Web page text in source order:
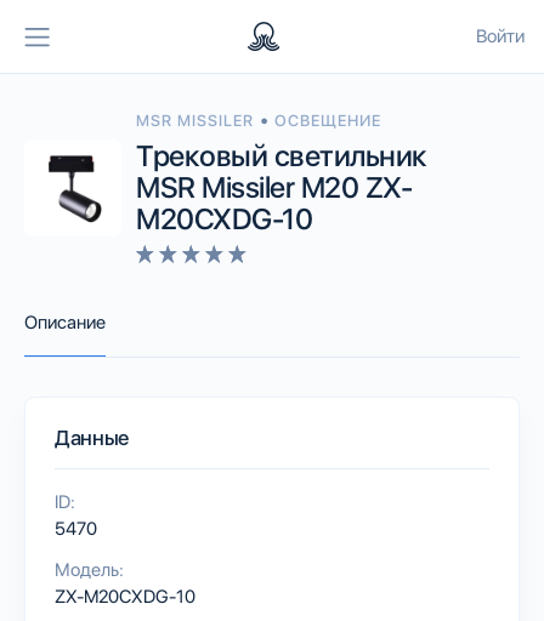
Войти
MSR MISSILER • ОСВЕЩЕНИЕ
Трековый светильник
MSR Missiler M20 ZX-
M20CXDG-10
Описание
Данные
ID:
5470
Модель:
ZX-M20CXDG-10